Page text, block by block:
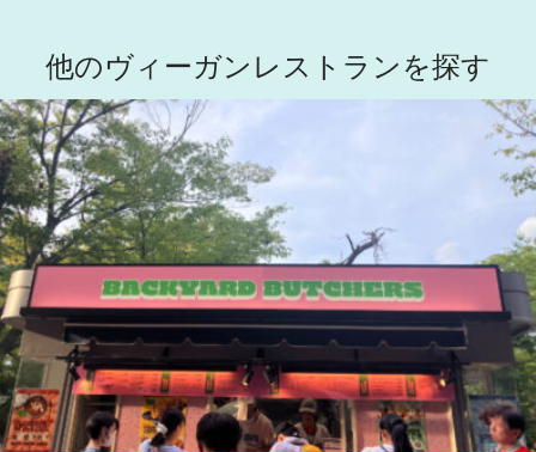
他のヴィーガンレストランを探す